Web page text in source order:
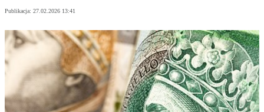
Publikacja: 27.02.2026 13:41